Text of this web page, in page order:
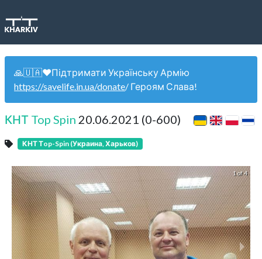
🙏🇺🇦❤️Підтримати Українську Армію
https://savelife.in.ua/donate/ Героям Слава!
КНТ Top Spin 20.06.2021 (0-600)
КНТ Тop-Spin (Украина, Харьков)
1 of 4